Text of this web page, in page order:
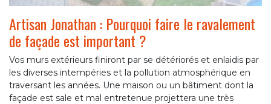
Artisan Jonathan : Pourquoi faire le ravalement
de façade est important ?
Vos murs extérieurs finiront par se détériorés et enlaidis par
les diverses intempéries et la pollution atmosphérique en
traversant les années. Une maison ou un bâtiment dont la
façade est sale et mal entretenue projettera une très